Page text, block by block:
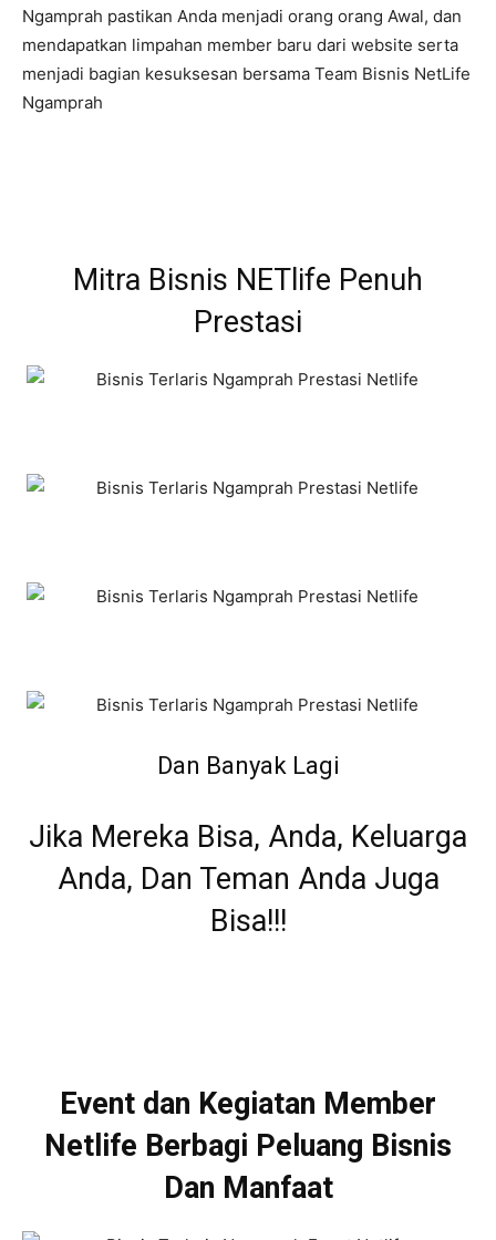
Ngamprah pastikan Anda menjadi orang orang Awal, dan
mendapatkan limpahan member baru dari website serta
menjadi bagian kesuksesan bersama Team Bisnis NetLife
Ngamprah
Mitra Bisnis NETlife Penuh
Prestasi
Dan Banyak Lagi
Jika Mereka Bisa, Anda, Keluarga
Anda, Dan Teman Anda Juga
Bisa!!!
Event dan Kegiatan Member
Netlife Berbagi Peluang Bisnis
Dan Manfaat